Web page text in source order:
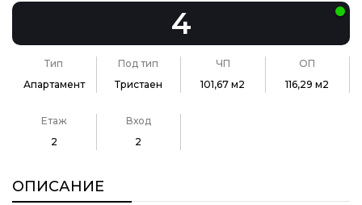
4
Тип
Апартамент
Под тип
Тристаен
ЧП
101,67 м2
ОП
116,29 м2
Етаж
2
Вход
2
ОПИСАНИЕ